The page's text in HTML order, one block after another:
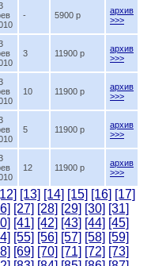
- 5900 p
архив
>>>
3 11900 p
архив
>>>
10 11900 p
архив
>>>
5 11900 p
архив
>>>
12 11900 p
архив
>>>
[13] [14] [15] [16] [17]
[27] [28] [29] [30] [31]
[41] [42] [43] [44] [45]
[55] [56] [57] [58] [59]
[69] [70] [71] [72] [73]